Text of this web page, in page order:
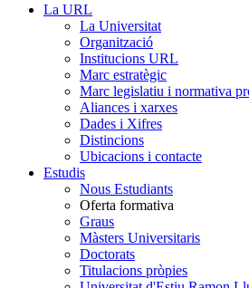
La URL
La Universitat
Organització
Institucions URL
Marc estratègic
Marc legislatiu i normativa
Aliances i xarxes
Dades i Xifres
Distincions
Ubicacions i contacte
Estudis
Nous Estudiants
Oferta formativa
Graus
Màsters Universitaris
Doctorats
Titulacions pròpies